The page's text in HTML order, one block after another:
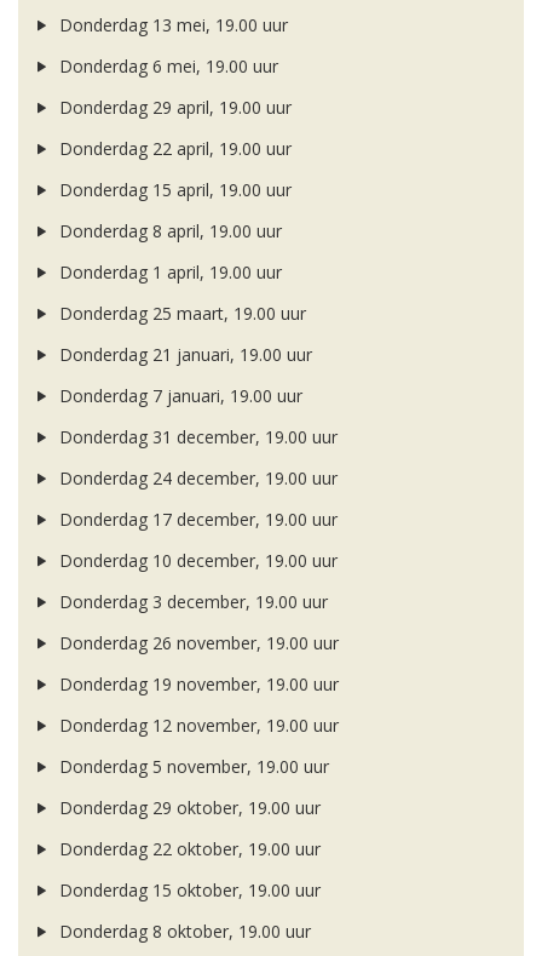
Donderdag 13 mei, 19.00 uur
Donderdag 6 mei, 19.00 uur
Donderdag 29 april, 19.00 uur
Donderdag 22 april, 19.00 uur
Donderdag 15 april, 19.00 uur
Donderdag 8 april, 19.00 uur
Donderdag 1 april, 19.00 uur
Donderdag 25 maart, 19.00 uur
Donderdag 21 januari, 19.00 uur
Donderdag 7 januari, 19.00 uur
Donderdag 31 december, 19.00 uur
Donderdag 24 december, 19.00 uur
Donderdag 17 december, 19.00 uur
Donderdag 10 december, 19.00 uur
Donderdag 3 december, 19.00 uur
Donderdag 26 november, 19.00 uur
Donderdag 19 november, 19.00 uur
Donderdag 12 november, 19.00 uur
Donderdag 5 november, 19.00 uur
Donderdag 29 oktober, 19.00 uur
Donderdag 22 oktober, 19.00 uur
Donderdag 15 oktober, 19.00 uur
Donderdag 8 oktober, 19.00 uur